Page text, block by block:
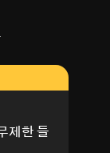
제한 들